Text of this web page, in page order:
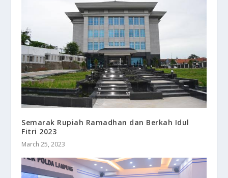
Semarak Rupiah Ramadhan dan Berkah Idul
Fitri 2023
March 25, 2023